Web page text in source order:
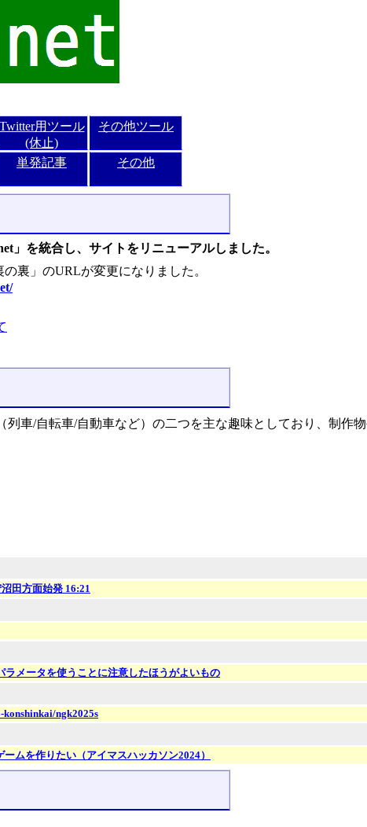
Twitter用ツール
(休止)
その他ツール
単発記事 その他
」を統合し、サイトをリニューアルしました。
裏」のURLが変更になりました。
列車/自転車/自動車など）の二つを主な趣味としており、制作
田方面始発 16:21
メータを使うことに注意したほうがよいもの
konshinkai/ngk2025s
ムを作りたい（アイマスハッカソン2024）